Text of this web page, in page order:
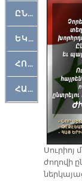
ԸՆԿԵՐԱՄՇԱԿՈՒԹԱՅԻՆ
ԵԿԵՂԵՑԱԿԱՆ
ՀՈԳԵՄՏԱՒՈՐ
ՀԱՐԹԱԿ
Սու­րիոյ
ժո­ղո­վի